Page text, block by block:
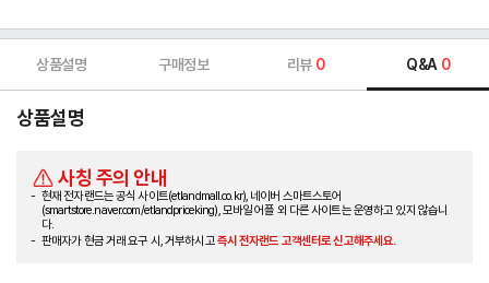
상품설명 구매정보 리뷰 0 Q&A 0
상품설명
사칭 주의 안내
현재 전자랜드는 공식 사이트(etlandmall.co.kr), 네이버 스마트스토어
(smartstore.naver.com/etlandpriceking), 모바일 어플 외 다른 사이트는 운영하고 있지 않습니
다.
판매자가 현금 거래 요구 시, 거부하시고즉시 전자랜드 고객센터로 신고해주세요.